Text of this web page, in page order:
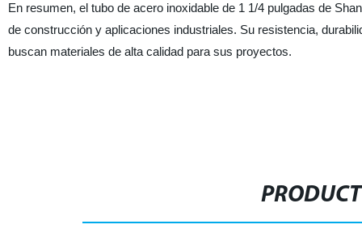
En resumen, el tubo de acero inoxidable de 1 1/4 pulgadas de
de construcción y aplicaciones industriales. Su resistencia,
buscan materiales de alta calidad para sus proyectos.